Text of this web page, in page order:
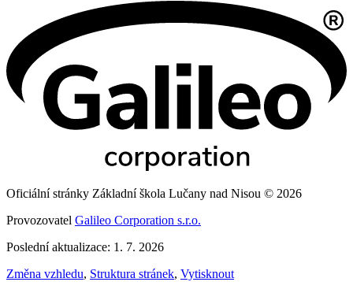
Oficiální stránky Základní škola Lučany nad Nisou © 2026
Provozovatel Galileo Corporation s.r.o.
Poslední aktualizace: 1. 7. 2026
Změna vzhledu, Struktura stránek, Vytisknout